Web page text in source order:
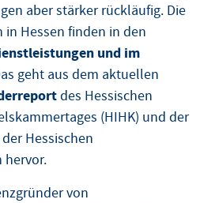
aber stärker rückläufig. Die
Hessen finden in den
und im
geht aus dem aktuellen
des Hessischen
(HIHK) und der
Hessischen
hervor.
von